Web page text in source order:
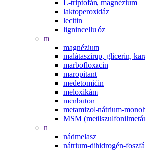
L-triptofán, magnézium
laktoperoxidáz
lecitin
lignincellulóz
m
magnézium
malátaszirup, glicerin,
marbofloxacin
maropitant
medetomidin
meloxikám
menbuton
metamizol-nátrium-
MSM
n
nádmelasz
nátrium-dihidrogén-